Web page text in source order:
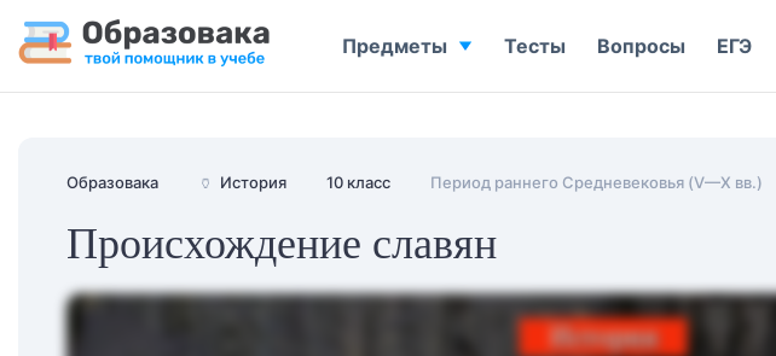
Образовака 🏺 История 10 класс Период раннего Средневековья (V—X вв.)
Происхождение славян
Предметы Тесты Вопросы ЕГЭ